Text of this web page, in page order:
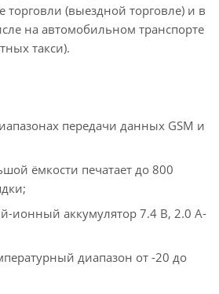
торговли (выездной торговле) и в
на автомобильном транспорте
такси).
передачи данных GSM и
ёмкости печатает до 800
ионный аккумулятор 7.4 В, 2.0 А-
диапазон от -20 до